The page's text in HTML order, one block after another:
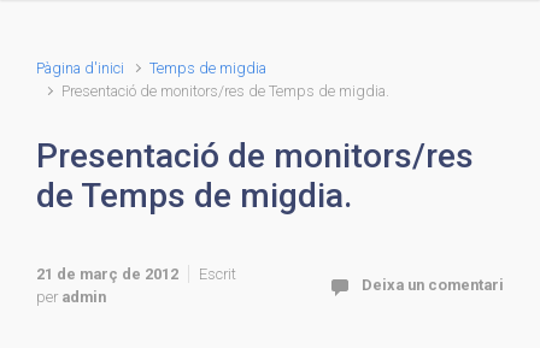
Pàgina d'inici
Temps de migdia
Presentació de monitors/res de Temps de migdia.
Presentació de monitors/res
de Temps de migdia.
21 de març de 2012
Escrit
per admin
Deixa un comentari